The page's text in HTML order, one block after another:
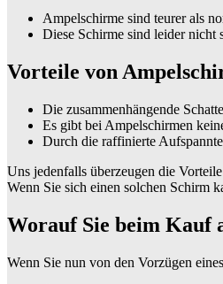
Ampelschirme sind teurer als
Diese Schirme sind leider nicht
Vorteile von
Die zusammenhängende
Es gibt bei Ampelschirmen
Durch die raffinierte
Uns jedenfalls überzeugen die
Wenn Sie sich einen solchen Schirm
Worauf Sie beim Kauf
Wenn Sie nun von den Vorzügen eines